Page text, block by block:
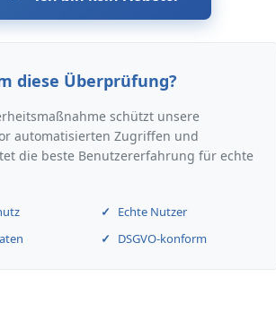
diese Überprüfung?
schützt unsere
automatisierten Zugriffen und
die beste Benutzererfahrung für echte
Echte Nutzer
DSGVO-konform